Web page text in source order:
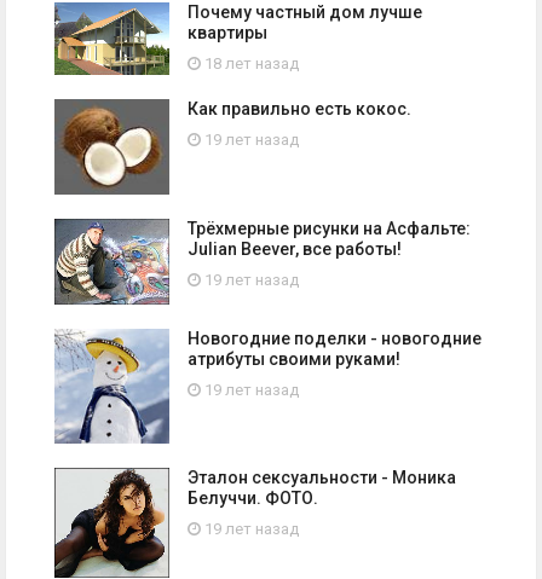
Почему частный дом лучше
квартиры
18 лет назад
Как правильно есть кокос.
19 лет назад
Трёхмерные рисунки на Асфальте:
Julian Beever, все работы!
19 лет назад
Новогодние поделки - новогодние
атрибуты своими руками!
19 лет назад
Эталон сексуальности - Моника
Белуччи. ФОТО.
19 лет назад